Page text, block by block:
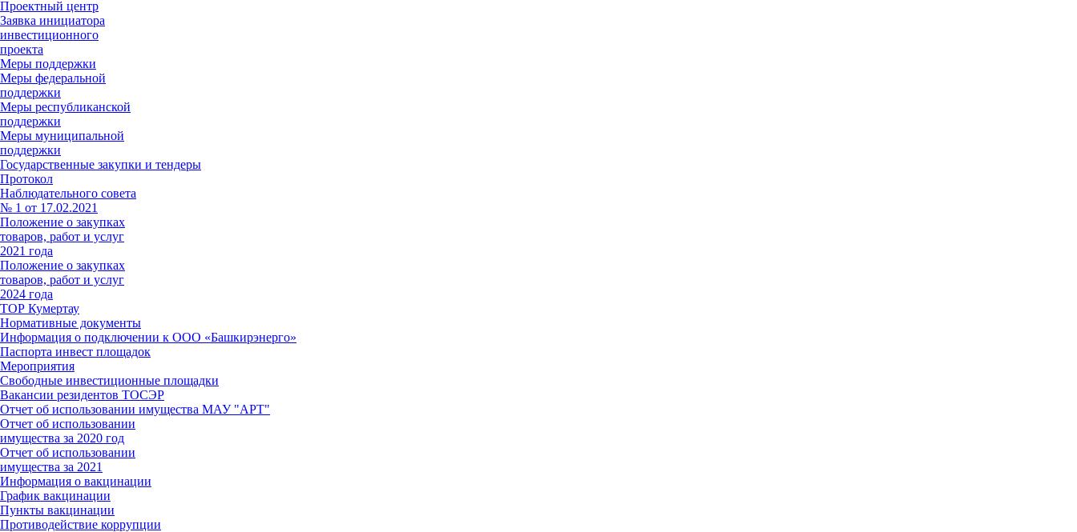
Проектный центр
Заявка инициатора
инвестиционного
проекта
Меры поддержки
Меры федеральной
поддержки
Меры республиканской
поддержки
Меры муниципальной
поддержки
Государственные закупки и тендеры
Протокол
Наблюдательного совета
№ 1 от 17.02.2021
Положение о закупках
товаров, работ и услуг
2021 года
Положение о закупках
товаров, работ и услуг
2024 года
ТОР Кумертау
Нормативные документы
Информация о подключении к ООО «Башкирэнерго»
Паспорта инвест площадок
Мероприятия
Свободные инвестиционные площадки
Вакансии резидентов ТОСЭР
Отчет об использовании имущества МАУ "АРТ"
Отчет об использовании
имущества за 2020 год
Отчет об использовании
имущества за 2021
Информация о вакцинации
График вакцинации
Пункты вакцинации
Противодействие коррупции